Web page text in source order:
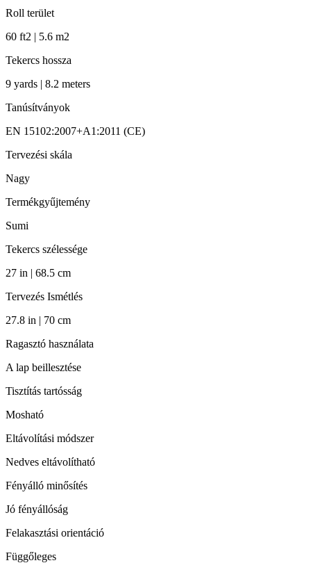
Roll terület
60 ft2 | 5.6 m2
Tekercs hossza
9 yards | 8.2 meters
Tanúsítványok
EN 15102:2007+A1:2011 (CE)
Tervezési skála
Nagy
Termékgyűjtemény
Sumi
Tekercs szélessége
27 in | 68.5 cm
Tervezés Ismétlés
27.8 in | 70 cm
Ragasztó használata
A lap beillesztése
Tisztítás tartósság
Mosható
Eltávolítási módszer
Nedves eltávolítható
Fényálló minősítés
Jó fényállóság
Felakasztási orientáció
Függőleges